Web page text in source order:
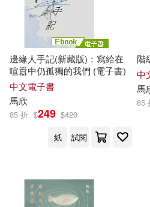
中國辯證唯物主義研究會
庭鳥ヒナコ(14) 張
新北市政府教育局(14)
明日乃らか(14)
（日）甲本一(14)
湖南文藝出版社(66)
上海譯文出版社(65)
中國計量出版社(64)
邊緣人手記(新藏版)：寫給在
喧囂中仍孤獨的我們 (電子書)
中文電子書
馬欣
85 折 $249 $420
紙
試閱
階
中
馬
85